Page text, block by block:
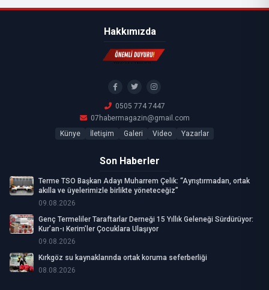
Hakkımızda
0505 774 7447
07habermagazin@gmail.com
Künye
İletişim Galeri Video Yazarlar
Son Haberler
Terme TSO Başkan Adayı Muharrem Çelik: “Ayrıştırmadan, ortak
akılla ve üyelerimizle birlikte yöneteceğiz”
09.08.2026
Genç Termeliler Taraftarlar Derneği 15 Yıllık Geleneği Sürdürüyor:
Kur’an-ı Kerim’ler Çocuklara Ulaşıyor
09.08.2026
Kırkgöz su kaynaklarında ortak koruma seferberliği
08.08.2026